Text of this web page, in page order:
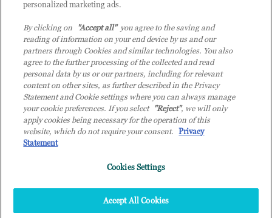
© 2026 TD SYNNEX Italy S.r.l. - Sede legale: via Luigi Russolo 9, 20138 Milano
(MI) - Numero di iscrizione al Registro delle Imprese di Milano e Codice Fiscale:
07092780159 - P.IVA: 07092780159 - Eur 12.569.000,00 i.v - TD SYNNEX e TD
in altri Paesi. Società a socio unico soggetta all’attività di direzione e coordinamento
Top
personalized marketing ads.
By clicking on "Accept all"you agree to the saving and
reading of information on your end device by us and our
partners through Cookies and similar technologies. You also
agree to the further processing of the collected and read
personal data by us or our partners, including for relevant
content on other sites, as further described in the Privacy
Statement and Cookie settings where you can always manage
your cookie preferences. If you select "Reject", we will only
apply cookies being necessary for the operation of this
website, which do not require your consent. Privacy
Statement
Cookies Settings
Accept All Cookies